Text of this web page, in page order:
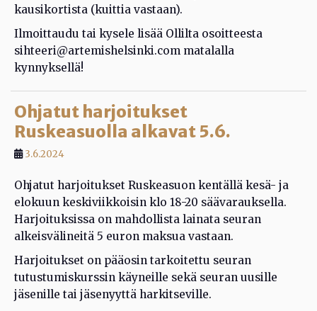
kausikortista (kuittia vastaan).
Ilmoittaudu tai kysele lisää Ollilta osoitteesta
sihteeri@artemishelsinki.com matalalla
kynnyksellä!
Ohjatut harjoitukset
Ruskeasuolla alkavat 5.6.
3.6.2024
Ohjatut harjoitukset Ruskeasuon kentällä kesä- ja
elokuun keskiviikkoisin klo 18-20 säävarauksella.
Harjoituksissa on mahdollista lainata seuran
alkeisvälineitä 5 euron maksua vastaan.
Harjoitukset on pääosin tarkoitettu seuran
tutustumiskurssin käyneille sekä seuran uusille
jäsenille tai jäsenyyttä harkitseville.